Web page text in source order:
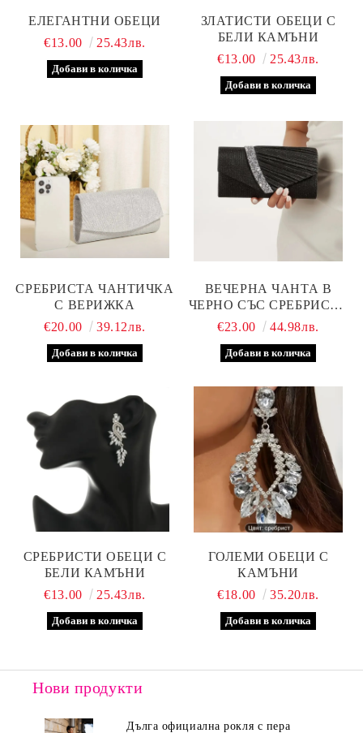
ЕЛЕГАНТНИ ОБЕЦИ
€13.00
25.43лв.
ЗЛАТИСТИ ОБЕЦИ С
БЕЛИ КАМЪНИ
€13.00
25.43лв.
СРЕБРИСТА ЧАНТИЧКА
С ВЕРИЖКА
€20.00
39.12лв.
ВЕЧЕРНА ЧАНТА В
ЧЕРНО СЪС СРЕБРИСТА
ЛЕНТА
€23.00 44.98лв.
СРЕБРИСТИ ОБЕЦИ С
БЕЛИ КАМЪНИ
€13.00
25.43лв.
ГОЛЕМИ ОБЕЦИ С
КАМЪНИ
€18.00
35.20лв.
Нови продукти
Дълга официална рокля с пера